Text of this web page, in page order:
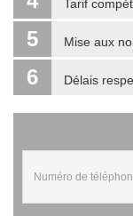
Tarif
5 Mise aux
6 Délais